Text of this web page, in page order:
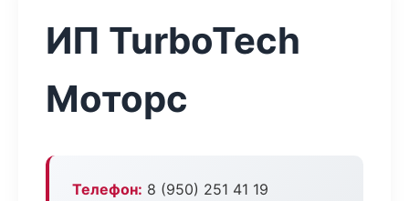
ИП TurboTech
Моторс
Телефон: 8 (950) 251 41 19